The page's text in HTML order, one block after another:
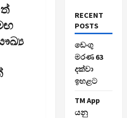
RECENT
POSTS
ඩෙංගු
මරණ 63
දක්වා
ඉහළට
TM App
යනු